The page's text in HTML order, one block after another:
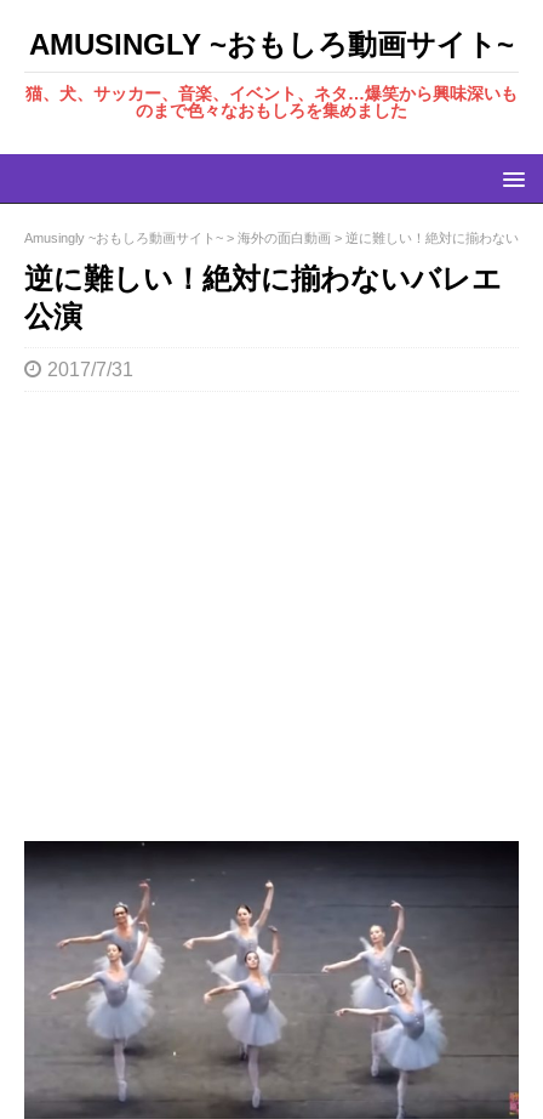
AMUSINGLY ~おもしろ動画サイト~
猫、犬、サッカー、音楽、イベント、ネタ…爆笑から興味深いも
のまで色々なおもしろを集めました
Amusingly ~おもしろ動画サイト~ > 海外の面白動画 > 逆に難しい！絶対に揃わないバ
逆に難しい！絶対に揃わないバレエ
公演
2017/7/31